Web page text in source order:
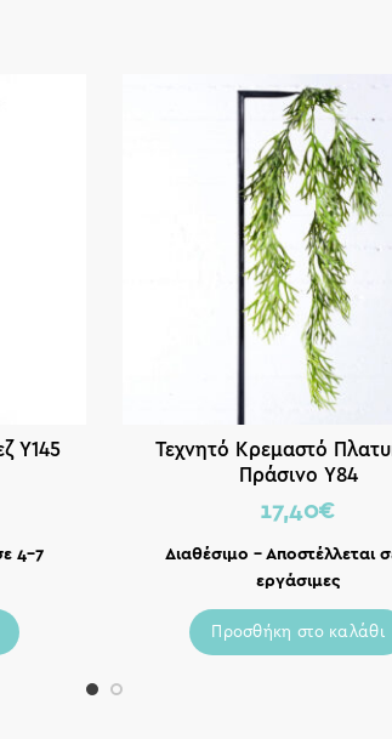
Υ145
4-7
Τεχνητό Κρεμαστό
Πράσινο Υ84
17,40€
Διαθέσιμο – Αποστέλλεται
εργάσιμες
Προσθήκη στο καλάθι